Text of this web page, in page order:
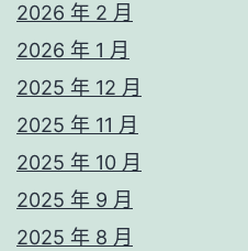
2026 年 2 月
2026 年 1 月
2025 年 12 月
2025 年 11 月
2025 年 10 月
2025 年 9 月
2025 年 8 月